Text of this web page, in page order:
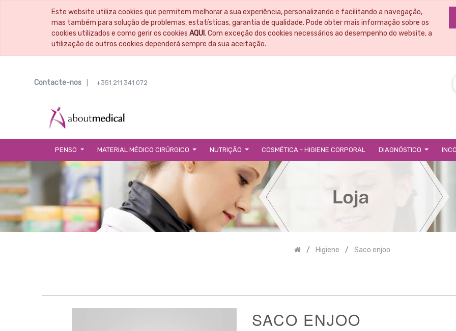
Este website utiliza cookies que permitem melhorar a sua experiência, personalizando e facilitando a navegação,
mas também para solução de problemas, estatísticas, garantia de qualidade. Pode obter mais informação sobre os
cookies utilizados e como gerir os cookiesAQUI. Com exceção dos cookies necessários ao desempenho do website, a
utilização de outros cookies dependerá sempre da sua aceitação.
Contacte-nos +351 211 341 072
PENSO MATERIAL MÉDICO CIRÚRGICO NUTRIÇÃO COSMÉTICA - HIGIENE CORPORAL DIAGNÓSTICO
Higiene Saco enjoo
SACO ENJOO